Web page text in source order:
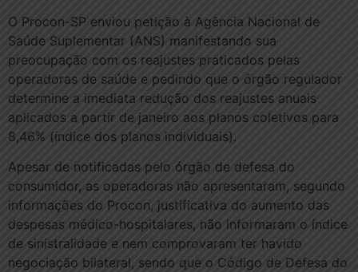
O Procon-SP enviou petição à Agência Nacional de
Saúde Suplementar (ANS) manifestando sua
preocupação com os reajustes praticados pelas
operadoras de saúde e pedindo que o órgão regulador
determine a imediata redução dos reajustes anuais
aplicados a partir de janeiro aos planos coletivos para
8,46% (índice dos planos individuais).
Apesar de notificadas pelo órgão de defesa do
consumidor, as operadoras não apresentaram, segundo
informações do Procon, justificativa do aumento das
despesas médico-hospitalares, não informaram o índice
de sinistralidade e nem comprovaram ter havido
negociação bilateral, sendo que o Código de Defesa do